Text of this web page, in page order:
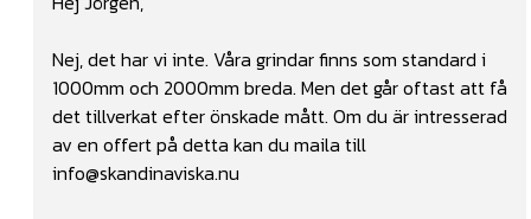
Nej, det har vi inte. Våra grindar finns som standard i
1000mm och 2000mm breda. Men det går oftast att få
det tillverkat efter önskade mått. Om du är intresserad
av en offert på detta kan du maila till
info@skandinaviska.nu